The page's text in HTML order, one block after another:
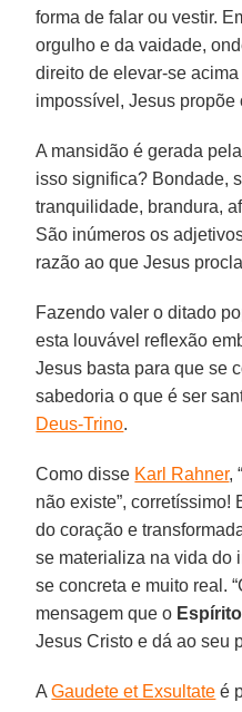
forma de falar ou vestir.
orgulho e da vaidade,
direito de elevar-se
impossível, Jesus propõe
A mansidão é gerada
isso significa? Bondade,
tranquilidade, brandura,
São inúmeros os
razão ao que Jesus
Fazendo valer o ditado
esta louvável reflexão
Jesus basta para que se
sabedoria o que é ser
Deus-Trino.
Como disse Karl Rahner,
não existe”, corretíssimo!
do coração e
se materializa na vida do
se concreta e muito real.
mensagem que o
Jesus Cristo e dá ao seu
AGaudete et Exsultate é